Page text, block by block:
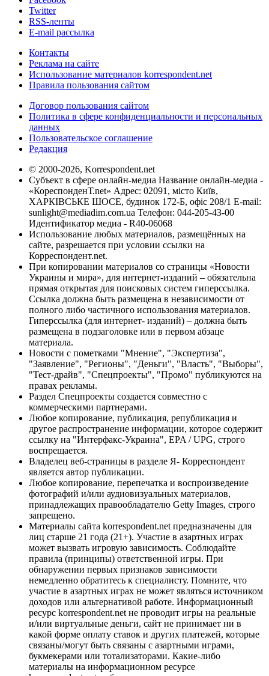
Twitter
RSS-ленты
E-mail рассылка
Контакты
Реклама на сайте
Использование материалов korrespondent.net
Правила пользования сайтом
Договор пользования сайтом
Политика в сфере конфиденциальности и персональных
данных
Пользовательское соглашение
Редакция
© 2000-2026, Korrespondent.net
Субъект в сфере онлайн-медиа Название онлайн-медиа -
«КореспонденТ.net» Адрес: 02091, місто Київ,
ХАРКІВСЬКЕ ШОСЕ, будинок 172-Б, офіс 208/1 E-mail:
sunlight@mediadim.com.ua Телефон: 044-205-43-00
Идентификатор медиа - R40-06068
Использование любых материалов, размещённых на
сайте, разрешается при условии ссылки на
Корреспондент.net.
При копировании материалов со страницы «Новости
Украины и мира», для интернет-изданий – обязательна
прямая открытая для поисковых систем гиперссылка.
Ссылка должна быть размещена в независимости от
полного либо частичного использования материалов.
Гиперссылка (для интернет- изданий) – должна быть
размещена в подзаголовке или в первом абзаце
материала.
Новости с пометками "Мнение", "Экспертиза",
"Заявление", "Регионы", "Деньги", "Власть", "Выборы",
"Тест-драйв", "Спецпроекты", "Промо" публикуются на
правах рекламы.
Раздел Спецпроекты создается совместно с
коммерческими партнерами.
Любое копирование, публикация, републикация и
другое распространение информации, которое содержит
ссылку на "Интерфакс-Украина", EPA / UPG, строго
воспрещается.
Владелец веб-страницы в разделе Я- Корреспондент
является автор публикации.
Любое копирование, перепечатка и воспроизведение
фотографий и/или аудиовизуальных материалов,
принадлежащих правообладателю Getty Images, строго
запрещено.
Материалы сайта korrespondent.net предназначены для
лиц старше 21 года (21+). Участие в азартных играх
может вызвать игровую зависимость. Соблюдайте
правила (принципы) ответственной игры. При
обнаружении первых признаков зависимости
немедленно обратитесь к специалисту. Помните, что
участие в азартных играх не может являться источником
доходов или альтернативой работе. Информационный
ресурс korrespondent.net не проводит игры на реальные
и/или виртуальные деньги, сайт не принимает ни в
какой форме оплату ставок и других платежей, которые
связаны/могут быть связаны с азартными играми,
букмекерами или тотализаторами. Какие-либо
материалы на информационном ресурсе